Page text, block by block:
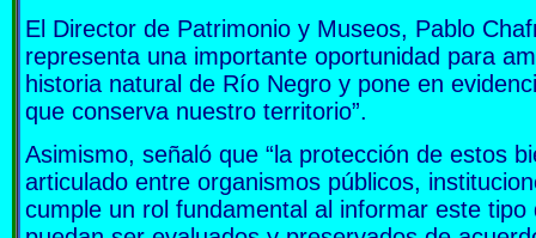
El Director de Patrimonio y Museos, Pablo
representa una importante oportunidad para
historia natural de Río Negro y pone en
que conserva nuestro territorio”.
Asimismo, señaló que “la protección de estos
articulado entre organismos públicos,
cumple un rol fundamental al informar este